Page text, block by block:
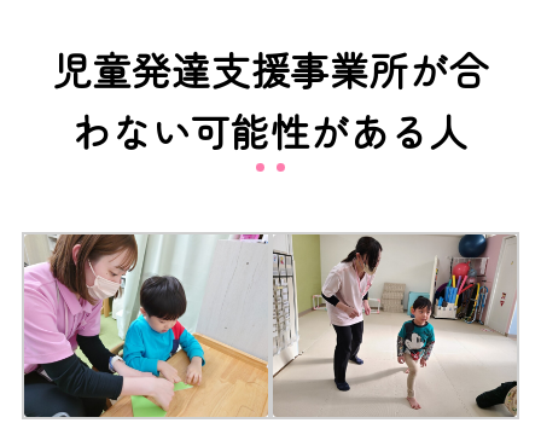
児童発達支援事業所が合
わない可能性がある人